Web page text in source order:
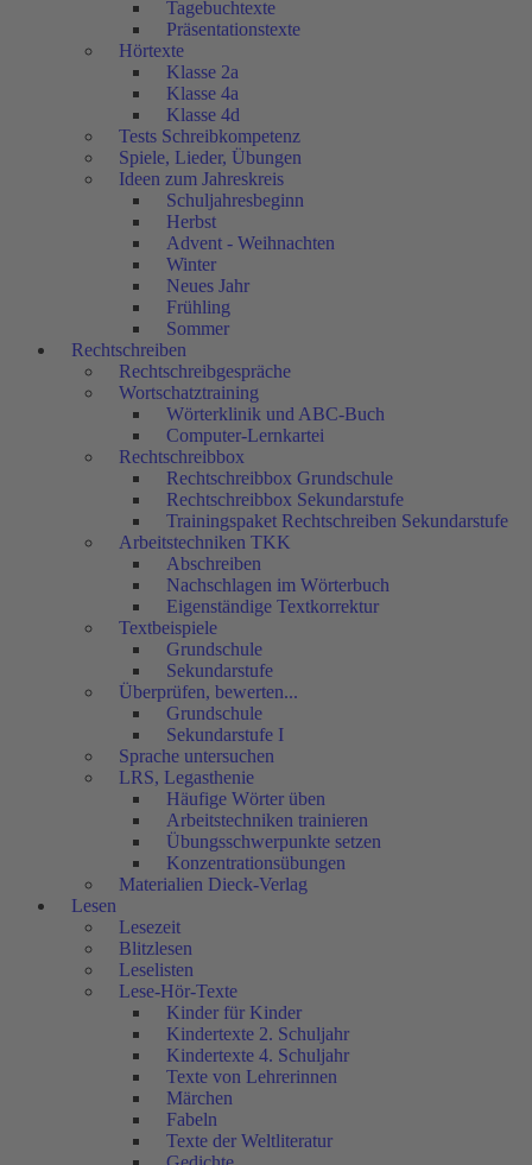
Tagebuchtexte
Präsentationstexte
Hörtexte
Klasse 2a
Klasse 4a
Klasse 4d
Tests Schreibkompetenz
Spiele, Lieder, Übungen
Ideen zum Jahreskreis
Schuljahresbeginn
Herbst
Advent - Weihnachten
Winter
Neues Jahr
Frühling
Sommer
Rechtschreiben
Rechtschreibgespräche
Wortschatztraining
Wörterklinik und ABC-Buch
Computer-Lernkartei
Rechtschreibbox
Rechtschreibbox Grundschule
Rechtschreibbox Sekundarstufe
Trainingspaket Rechtschreiben Sekundarstufe
Arbeitstechniken TKK
Abschreiben
Nachschlagen im Wörterbuch
Eigenständige Textkorrektur
Textbeispiele
Grundschule
Sekundarstufe
Überprüfen, bewerten...
Grundschule
Sekundarstufe I
Sprache untersuchen
LRS, Legasthenie
Häufige Wörter üben
Arbeitstechniken trainieren
Übungsschwerpunkte setzen
Konzentrationsübungen
Materialien Dieck-Verlag
Lesen
Lesezeit
Blitzlesen
Leselisten
Lese-Hör-Texte
Kinder für Kinder
Kindertexte 2. Schuljahr
Kindertexte 4. Schuljahr
Texte von Lehrerinnen
Märchen
Fabeln
Texte der Weltliteratur